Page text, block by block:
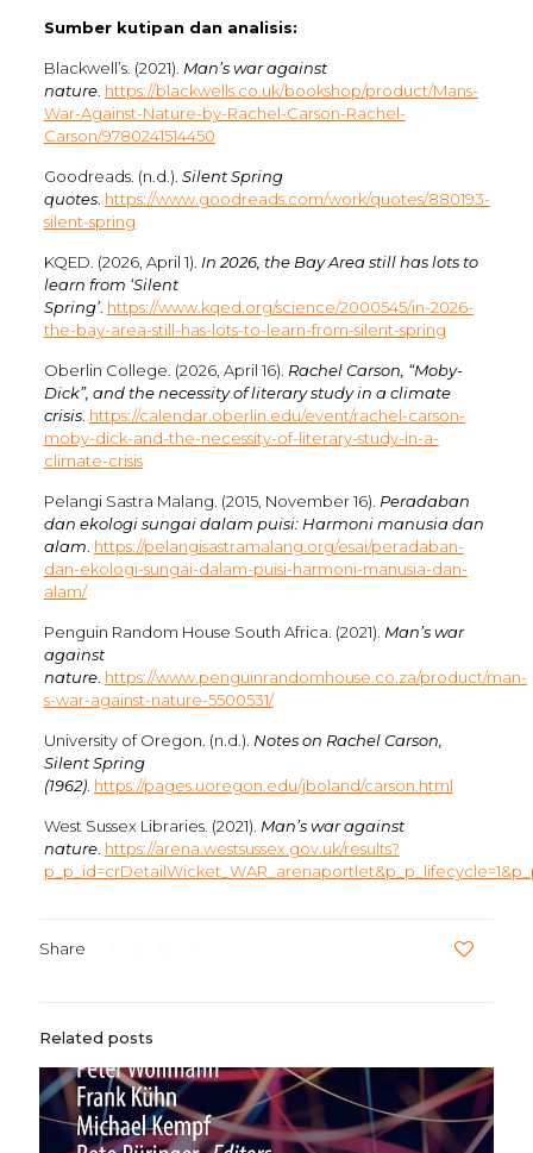
Sumber kutipan dan analisis:
Blackwell’s. (2021). Man’s war against
nature. https://blackwells.co.uk/bookshop/product/Mans-
War-Against-Nature-by-Rachel-Carson-Rachel-
Carson/9780241514450
Goodreads. (n.d.). Silent Spring
quotes. https://www.goodreads.com/work/quotes/880193-
silent-spring
KQED. (2026, April 1). In 2026, the Bay Area still has lots to
learn from ‘Silent
Spring’. https://www.kqed.org/science/2000545/in-2026-
the-bay-area-still-has-lots-to-learn-from-silent-spring
Oberlin College. (2026, April 16). Rachel Carson, “Moby-
Dick”, and the necessity of literary study in a climate
crisis. https://calendar.oberlin.edu/event/rachel-carson-
moby-dick-and-the-necessity-of-literary-study-in-a-
climate-crisis
Pelangi Sastra Malang. (2015, November 16). Peradaban
dan ekologi sungai dalam puisi: Harmoni manusia dan
alam https://pelangisastramalang.org/esai/peradaban-
dan-ekologi-sungai-dalam-puisi-harmoni-manusia-dan-
alam/
Penguin Random House South Africa. (2021). Man’s war
against
nature. https://www.penguinrandomhouse.co.za/product/man-
s-war-against-nature-5500531/
University of Oregon. (n.d.). Notes on Rachel Carson,
Silent Spring
(1962). https://pages.uoregon.edu/jboland/carson.html
West Sussex Libraries. (2021). Man’s war against
nature. https://arena.westsussex.gov.uk/results?
Share
Related posts